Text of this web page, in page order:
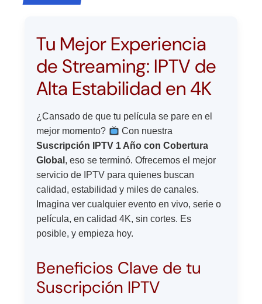
Tu Mejor Experiencia
de Streaming: IPTV de
Alta Estabilidad en 4K
¿Cansado de que tu película se pare en el
mejor momento?
Con nuestra
Suscripción IPTV 1 Año con Cobertura
Global , eso se terminó. Ofrecemos el mejor
servicio de IPTV para quienes buscan
calidad, estabilidad y miles de canales.
Imagina ver cualquier evento en vivo, serie o
película, en calidad 4K, sin cortes. Es
posible, y empieza hoy.
Beneficios Clave de tu
Suscripción IPTV